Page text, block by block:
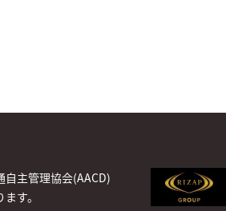
自主管理協会(AACD)
す。